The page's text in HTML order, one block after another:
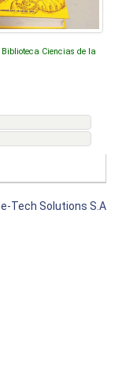
Biblioteca Ciencias de la
e-Tech Solutions S.A